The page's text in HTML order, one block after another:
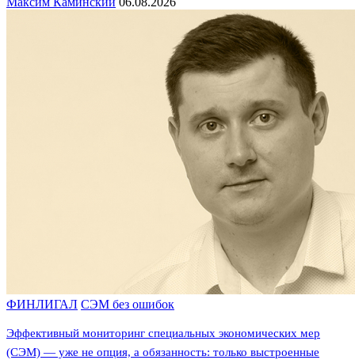
ФИНЛИГАЛ СЭМ без ошибок
Эффективный мониторинг специальных экономических мер
(СЭМ) — уже не опция, а обязанность: только выстроенные